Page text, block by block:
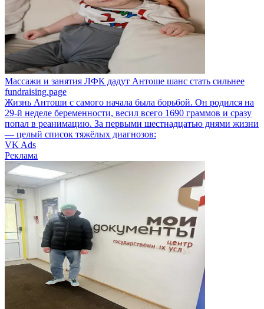
Массажи и занятия ЛФК дадут Антоше шанс стать сильнее
fundraising.page
Жизнь Антоши с самого начала была борьбой. Он родился на
29‑й неделе беременности, весил всего 1690 граммов и сразу
попал в реанимацию. За первыми шестнадцатью днями жизни
— целый список тяжёлых диагнозов:
VK Ads
Реклама